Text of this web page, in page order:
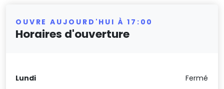
OUVRE AUJOURD'HUI À 17:00
Horaires d'ouverture
Lundi Fermé